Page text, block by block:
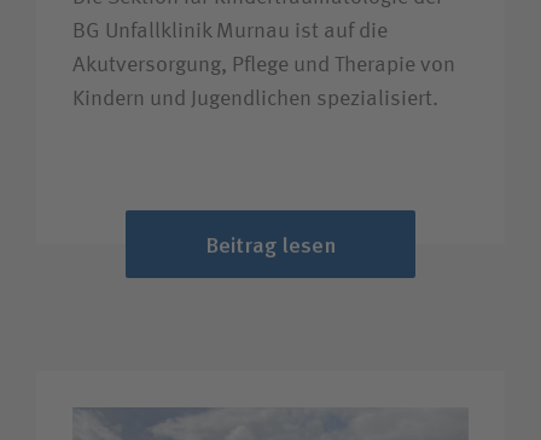
BG Unfallklinik Murnau ist auf die
Akutversorgung, Pflege und Therapie von
Kindern und Jugendlichen spezialisiert.
Beitrag lesen